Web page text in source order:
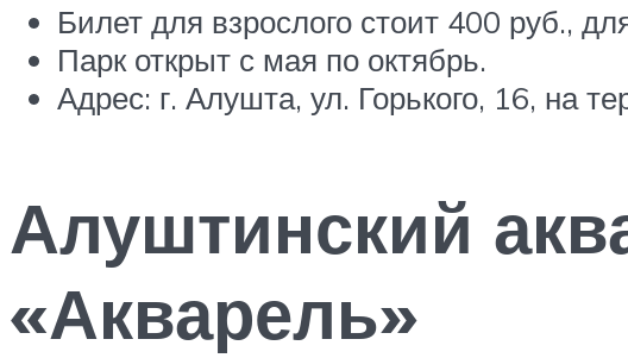
Билет для взрослого стоит 400 руб.,
Парк открыт с мая по октябрь.
Адрес: г. Алушта, ул. Горького, 16, на
Алуштинский
«Акварель»